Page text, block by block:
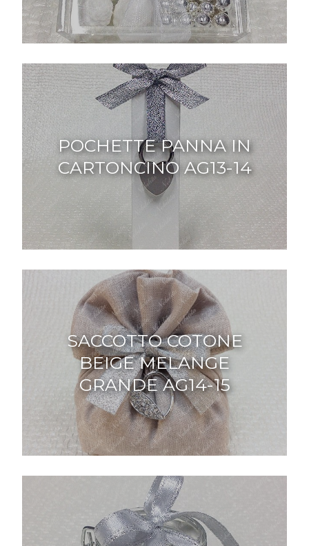
POCHETTE PANNA IN
CARTONCINO AG13-14
SACCOTTO COTONE
BEIGE MELANGE
GRANDE AG14-15